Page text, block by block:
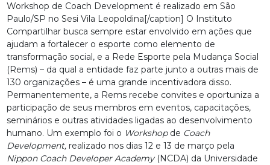
Workshop de Coach Development é realizado em São
Paulo/SP no Sesi Vila Leopoldina[/caption] O Instituto
Compartilhar busca sempre estar envolvido em ações que
ajudam a fortalecer o esporte como elemento de
transformação social, e a Rede Esporte pela Mudança Social
(Rems) – da qual a entidade faz parte junto a outras mais de
130 organizações – é uma grande incentivadora disso.
Permanentemente, a Rems recebe convites e oportuniza a
participação de seus membros em eventos, capacitações,
seminários e outras atividades ligadas ao desenvolvimento
humano. Um exemplo foi o Workshopde Coach
Development,realizado nos dias 12 e 13 de março pela
Nippon Coach Developer Academy(NCDA) da Universidade